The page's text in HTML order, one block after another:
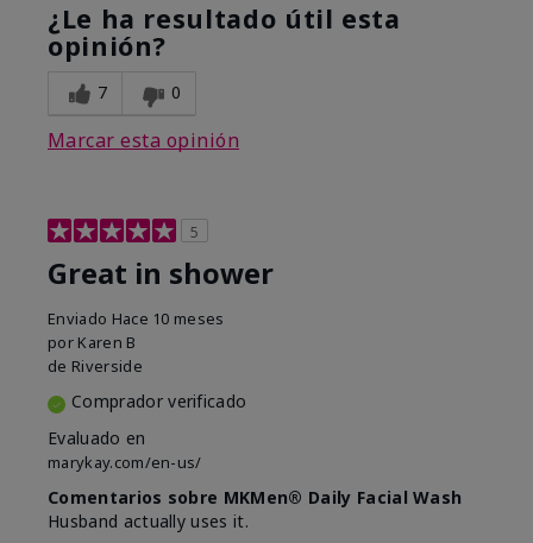
¿Le ha resultado útil esta
opinión?
7 0
Marcar esta opinión
5
Great in shower
Enviado Hace 10 meses
por Karen B
de Riverside
Comprador verificado
Evaluado en
marykay.com/en-us/
Comentarios sobre MKMen® Daily Facial Wash
Husband actually uses it.